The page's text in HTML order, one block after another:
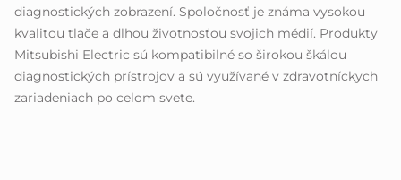
diagnostických zobrazení. Spoločnosť je známa vysokou
kvalitou tlače a dlhou životnosťou svojich médií. Produkty
Mitsubishi Electric sú kompatibilné so širokou škálou
diagnostických prístrojov a sú využívané v zdravotníckych
zariadeniach po celom svete.